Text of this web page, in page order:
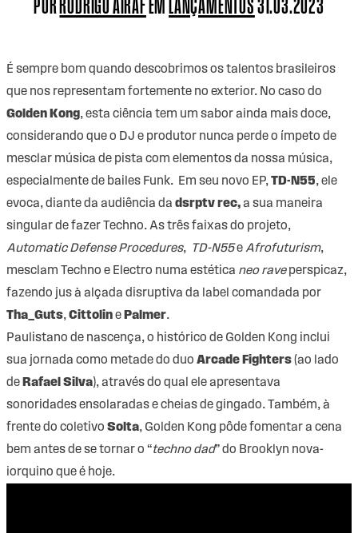
PORRODRIGO AIRAFEMLANÇAMENTOS31.03.2023
É sempre bom quando descobrimos os talentos brasileiros
que nos representam fortemente no exterior. No caso do
Golden Kong, esta ciência tem um sabor ainda mais doce,
considerando que o DJ e produtor nunca perde o ímpeto de
mesclar música de pista com elementos da nossa música,
especialmente de bailes Funk. Em seu novo EP,TD-N55, ele
evoca, diante da audiência da dsrptv rec,a sua maneira
singular de fazer Techno. As três faixas do projeto,
Automatic Defense Procedures, TD-N55eAfrofuturism,
mesclam Techno e Electro numa estética neo raveperspicaz,
fazendo jus à alçada disruptiva da label comandada por
Tha_Guts,Cittoline Palmer.
Paulistano de nascença, o histórico de Golden Kong inclui
sua jornada como metade do duo Arcade Fighters(ao lado
de Rafael Silva), através do qual ele apresentava
sonoridades ensolaradas e cheias de gingado. Também, à
frente do coletivo Solta, Golden Kong pôde fomentar a cena
bem antes de se tornar o “techno dad” do Brooklyn nova-
iorquino que é hoje.